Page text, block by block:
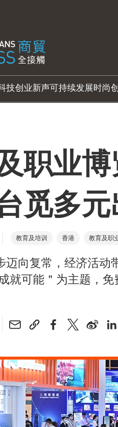
技创业新声可持续发展时尚
职业
觅多
教育及培训 香港 教育及职
创新科技
迈向复常，经济活动
就可能＂为主题，